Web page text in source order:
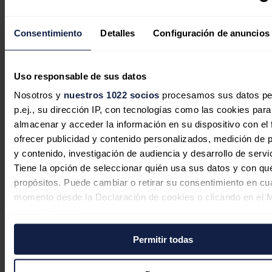
Consentimiento Detalles Configuración de anuncios
Uso responsable de sus datos
Nosotros y nuestros 1022 socios procesamos sus datos
p.ej., su dirección IP, con tecnologías como las cookies para
almacenar y acceder la información en su dispositivo con el
ofrecer publicidad y contenido personalizados, medición de
y contenido, investigación de audiencia y desarrollo de
Tiene la opción de seleccionar quién usa sus datos y con
propósitos. Puede cambiar o retirar su consentimiento en
momento desde la Declaración de cookies o clicando en el
Si lo permite, también quisiéramos:
Recopilar información sobre su ubicación geográfica
Permitir todas
Los carburantes encadenan tres
hasta un 10% tras decaer la rebaja
del IVA
Redacción23/07/2026